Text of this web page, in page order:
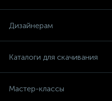
Дизайнерам
Каталоги для скачивания
Мастер-классы